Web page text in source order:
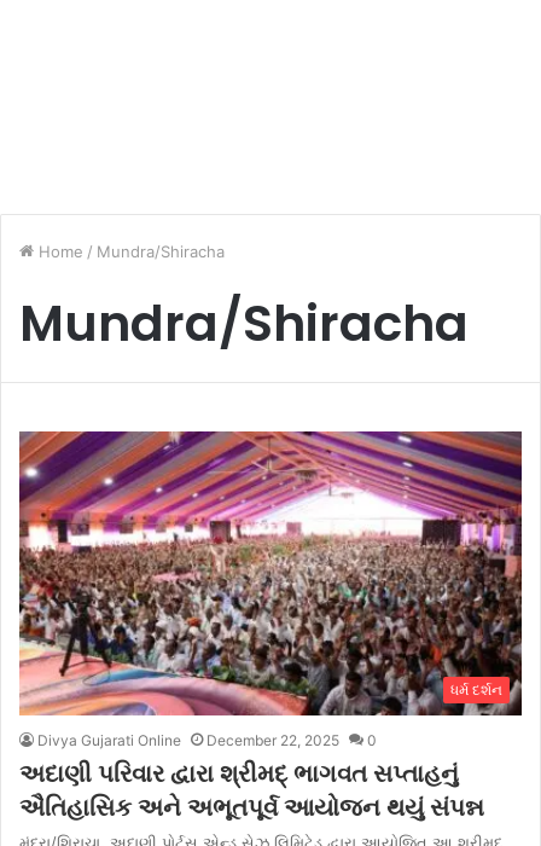
Home / Mundra/Shiracha
Mundra/Shiracha
ધર્મ દર્શન
Divya Gujarati Online December 22, 2025 0
અદાણી પરિવાર દ્વારા શ્રીમદ્ ભાગવત સપ્તાહનું
ઐતિહાસિક અને અભૂતપૂર્વ આયોજન થયું સંપન્ન
મુંદ્રા/શિરાચા, અદાણી પોર્ટ્સ એન્ડ સેઝ લિમિટેડ દ્વારા આયોજિત આ શ્રીમદ્